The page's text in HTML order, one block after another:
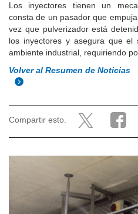
Los inyectores tienen un
consta de un pasador que
vez que pulverizador está
los inyectores y asegura que el
ambiente industrial, requiriendo
Volver al Resumen de Noticias
Compartir esto.